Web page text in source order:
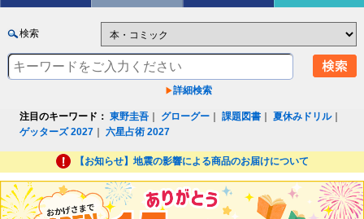
検索
詳細検索
注目のキーワード： 東野圭吾 グローグー ｜課題図書 ｜夏休みドリル｜
ゲッターズ 2027 ｜六星占術 2027
【お知らせ】地震の影響による商品のお届けについて